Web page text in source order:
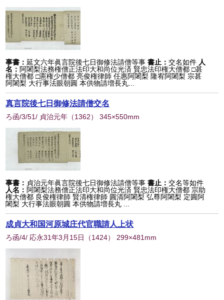
事書：延文六年眞言院後七日御修法請僧等事 書止：交名如件 人
名： 阿闍梨法務権僧正法印大和尚位光済 賢忠法印権大僧都 □甚
権大僧都 □憲権少僧都 亮俊権律師 任惠阿闍梨 隆宥阿闍梨 宗甚
阿闍梨 大行事法眼朝圓 本供物請増長丸...
真言院後七日御修法請僧交名
ろ函/3/51/ 貞治元年 （1362） 345×550mm
事書： 貞治元年眞言院後七日御修法請僧等事 書止：交名等如件
人名： 阿闍梨法務僧正法印大和尚位光済 賢忠法印権大僧都 宗助
権大僧都 良俊権律師 賢清権律師 圓清阿闍梨 弘尊阿闍梨 定圓阿
闍梨 大行事法眼朝圓 本供物請増長丸 ...
成貞大和国河原城庄代官職請人上状
ろ函/4/ 応永31年3月15日 （1424） 299×481mm